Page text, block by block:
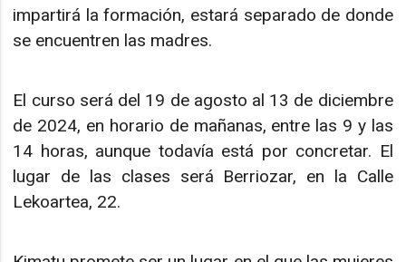
impartirá la formación, estará separado de donde
se encuentren las madres.
El curso será del 19 de agosto al 13 de diciembre
de 2024, en horario de mañanas, entre las 9 y las
14 horas, aunque todavía está por concretar. El
lugar de las clases será Berriozar, en la Calle
Lekoartea, 22.